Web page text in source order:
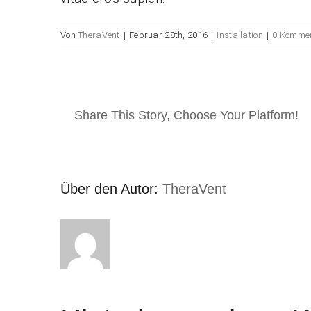
VonTheraVent | Februar 28th, 2016 | Installation | 0
Share This Story, Choose Your Platform!
Über den Autor: TheraVent